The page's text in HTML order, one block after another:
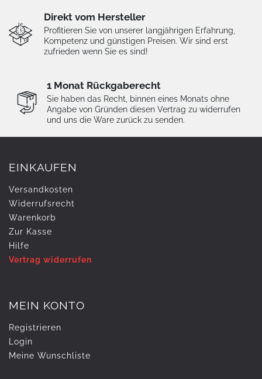
Direkt vom Hersteller
Profitieren Sie von unserer langjährigen Erfahrung,
Kompetenz und günstigen Preisen. Wir sind erst
zufrieden wenn Sie es sind!
1 Monat Rückgaberecht
Sie haben das Recht, binnen eines Monats ohne
Angabe von Gründen diesen Vertrag zu widerrufen
und uns die Ware zurück zu senden.
EINKAUFEN
Versandkosten
Widerrufs­recht
Warenkorb
Zur Kasse
Hilfe
Vertrag widerrufen
MEIN KONTO
Registrieren
Login
Meine Wunschliste